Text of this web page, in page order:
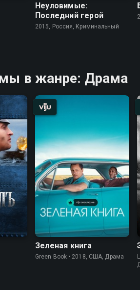
Неуловимые:
Последний герой
2015, Россия, Криминальный
в жанре: Драма
Зеленая книга
Green Book • 2018, США, Драма